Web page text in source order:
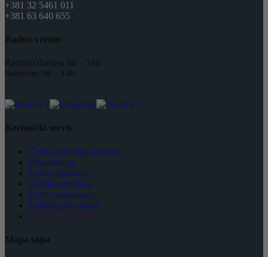
+381 32 5461 011
+381 63 640 655
Radno vreme:
Radnim danima 08 – 16h
Subotom 08 – 14h
Korisnički servis
Često postavljana pitanja
Reklamacije
Uslovi Isporuke
Zaštita potrošača
Uslovi korišćenja
Politika privatnosti
Postavke kolačića
Mapa sajta